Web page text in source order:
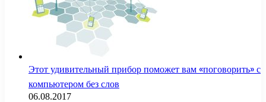
Этот удивительный прибор поможет вам «поговорить» с
компьютером без слов
06.08.2017